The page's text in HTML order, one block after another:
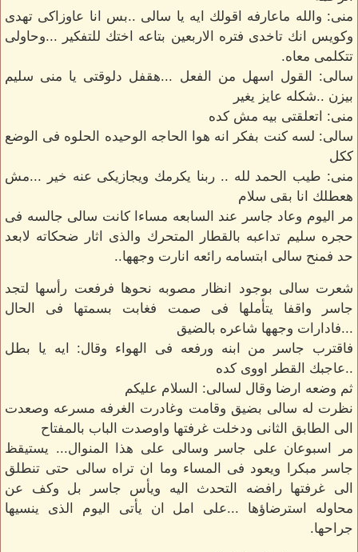
منى: والله ماعارفه اقولك ايه يا سالى ..بس انا عاوزاكى تهدى
وكويس انك تاخدى فتره الاربعين بتاعه اختك للتفكير ...وحاولى
تتكلمى معاه.
سالى: القول اسهل من الفعل ...هقفل دلوقتى يا منى سليم
بيزن ..شكله عايز يغير
منى: اتعلقتى بيه مش كده
سالى: لسه كنت بفكر انه هوا الحاجه الوحيده الحلوه فى الوضع
ككل
منى: طيب الحمد لله .. ربنا يكرمك ويجازيكى عنه خير ...مش
هعطلك انا بقى سلام
مر اليوم وعاد جاسر عند السابعه مساءا كانت سالى جالسه فى
حجره سليم تداعبه بالقطار المتحرك والذى اثار ضحكاته لابعد
حد فمنح سالى ابتسامه رائعه انارت وجهها..
شعرت سالى بوجود انظار مصوبه نحوها فرفعت رأسها لتجد
جاسر واقفا يتأملها فى صمت فغابت بسمتها فى الحال
...فادارات وجهها شاعره بالضيق
فاقترب جاسر من ابنه ورفعه فى الهواء وقال: ايه يا بطل
..عاجبك القطر اووى كده
ثم وضعه ارضا وقال لسالى: السلام عليكم
نظرت له سالى بضيق وقامت وغادرت الغرفه مسرعه وصعدت
الى الطابق الثانى ودخلت غرفتها واوصدت الباب بالمفتاح
مر اسبوعان على جاسر وسالى على هذا المنوال... يستيقظ
جاسر مبكرا ويعود فى المساء وما ان تراه سالى حتى تنطلق
الى غرفتها رافضه التحدث اليه ويأس جاسر بل وكف عن
محاوله استرضاؤها ...على امل ان يأتى اليوم الذى ينسيها
جراحها.